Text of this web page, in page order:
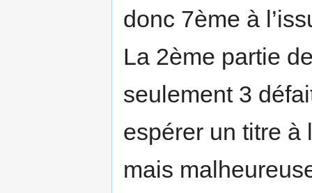
donc 7ème à
La 2ème partie
seulement 3
espérer un titre à
mais